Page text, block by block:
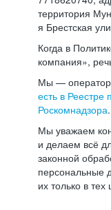
территория
я Брестская
Когда в
компания»,
Мы — оператор
есть в Реестре
Роскомнадзора.
Мы уважаем
и делаем всё
законной
персональные
их только в